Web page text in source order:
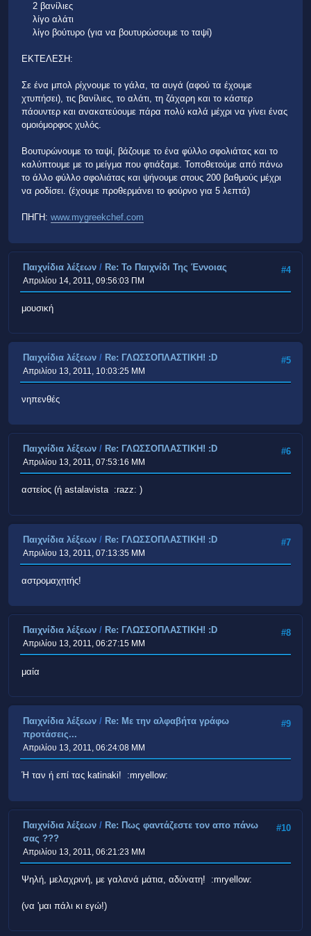
2 βανίλιες
λίγο αλάτι
λίγο βούτυρο (για να βουτυρώσουμε το ταψί)
ΕΚΤΕΛΕΣΗ:
Σε ένα μπολ ρίχνουμε το γάλα, τα αυγά (αφού τα έχουμε
χτυπήσει), τις βανίλιες, το αλάτι, τη ζάχαρη και το κάστερ
πάουντερ και ανακατεύουμε πάρα πολύ καλά μέχρι να γίνει ένας
ομοιόμορφος χυλός.
Βουτυρώνουμε το ταψί, βάζουμε το ένα φύλλο σφολιάτας και το
καλύπτουμε με το μείγμα που φτιάξαμε. Τοποθετούμε από πάνω
το άλλο φύλλο σφολιάτας και ψήνουμε στους 200 βαθμούς μέχρι
να ροδίσει. (έχουμε προθερμάνει το φούρνο για 5 λεπτά)
ΠΗΓΗ: www.mygreekchef.com
#4
Παιχνίδια λέξεων / Re: Το Παιχνίδι Της Έννοιας
Απριλίου 14, 2011, 09:56:03 ΠΜ
μουσική
#5
Παιχνίδια λέξεων / Re: ΓΛΩΣΣΟΠΛΑΣΤΙΚΗ! :D
Απριλίου 13, 2011, 10:03:25 ΜΜ
νηπενθές
#6
Παιχνίδια λέξεων / Re: ΓΛΩΣΣΟΠΛΑΣΤΙΚΗ! :D
Απριλίου 13, 2011, 07:53:16 ΜΜ
αστείος (ή astalavista :razz: )
#7
Παιχνίδια λέξεων / Re: ΓΛΩΣΣΟΠΛΑΣΤΙΚΗ! :D
Απριλίου 13, 2011, 07:13:35 ΜΜ
αστρομαχητής!
#8
Παιχνίδια λέξεων / Re: ΓΛΩΣΣΟΠΛΑΣΤΙΚΗ! :D
Απριλίου 13, 2011, 06:27:15 ΜΜ
μαία
#9
Παιχνίδια λέξεων / Re: Με την αλφαβήτα γράφω
προτάσεις...
Απριλίου 13, 2011, 06:24:08 ΜΜ
Ή ταν ή επί τας katinaki! :mryellow:
#10
Παιχνίδια λέξεων / Re: Πως φαντάζεστε τον απο πάνω
σας ???
Απριλίου 13, 2011, 06:21:23 ΜΜ
Ψηλή, μελαχρινή, με γαλανά μάτια, αδύνατη! :mryellow:
(να 'μαι πάλι κι εγώ!)